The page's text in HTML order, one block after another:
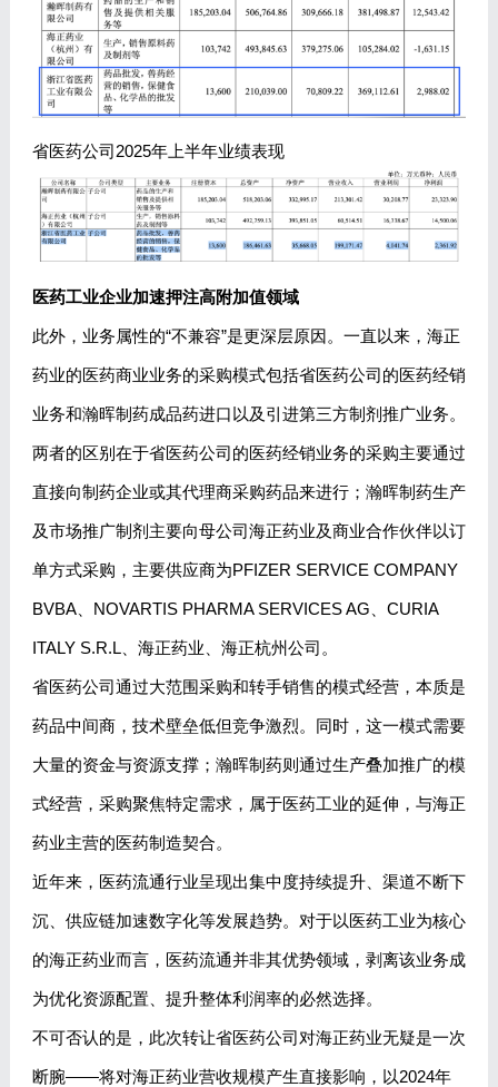
省医药公司2025年上半年业绩表现
医药工业企业加速押注高附加值领域
此外，业务属性的“不兼容”是更深层原因。一直以来，海正
药业的医药商业业务的采购模式包括省医药公司的医药经销
业务和瀚晖制药成品药进口以及引进第三方制剂推广业务。
两者的区别在于省医药公司的医药经销业务的采购主要通过
直接向制药企业或其代理商采购药品来进行；瀚晖制药生产
及市场推广制剂主要向母公司海正药业及商业合作伙伴以订
单方式采购，主要供应商为PFIZER SERVICE COMPANY
BVBA、NOVARTIS PHARMA SERVICES AG、CURIA
ITALY S.R.L、海正药业、海正杭州公司。
省医药公司通过大范围采购和转手销售的模式经营，本质是
药品中间商，技术壁垒低但竞争激烈。同时，这一模式需要
大量的资金与资源支撑；瀚晖制药则通过生产叠加推广的模
式经营，采购聚焦特定需求，属于医药工业的延伸，与海正
药业主营的医药制造契合。
近年来，医药流通行业呈现出集中度持续提升、渠道不断下
沉、供应链加速数字化等发展趋势。对于以医药工业为核心
的海正药业而言，医药流通并非其优势领域，剥离该业务成
为优化资源配置、提升整体利润率的必然选择。
不可否认的是，此次转让省医药公司对海正药业无疑是一次
断腕——将对海正药业营收规模产生直接影响，以2024年